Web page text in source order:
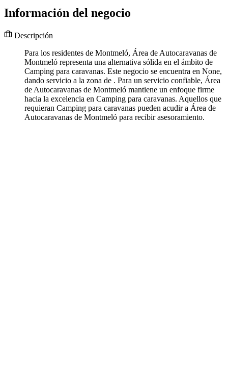
Información del negocio
Descripción
Para los residentes de Montmeló, Área de Autocaravanas de
Montmeló representa una alternativa sólida en el ámbito de
Camping para caravanas. Este negocio se encuentra en None,
dando servicio a la zona de . Para un servicio confiable, Área
de Autocaravanas de Montmeló mantiene un enfoque firme
hacia la excelencia en Camping para caravanas. Aquellos que
requieran Camping para caravanas pueden acudir a Área de
Autocaravanas de Montmeló para recibir asesoramiento.